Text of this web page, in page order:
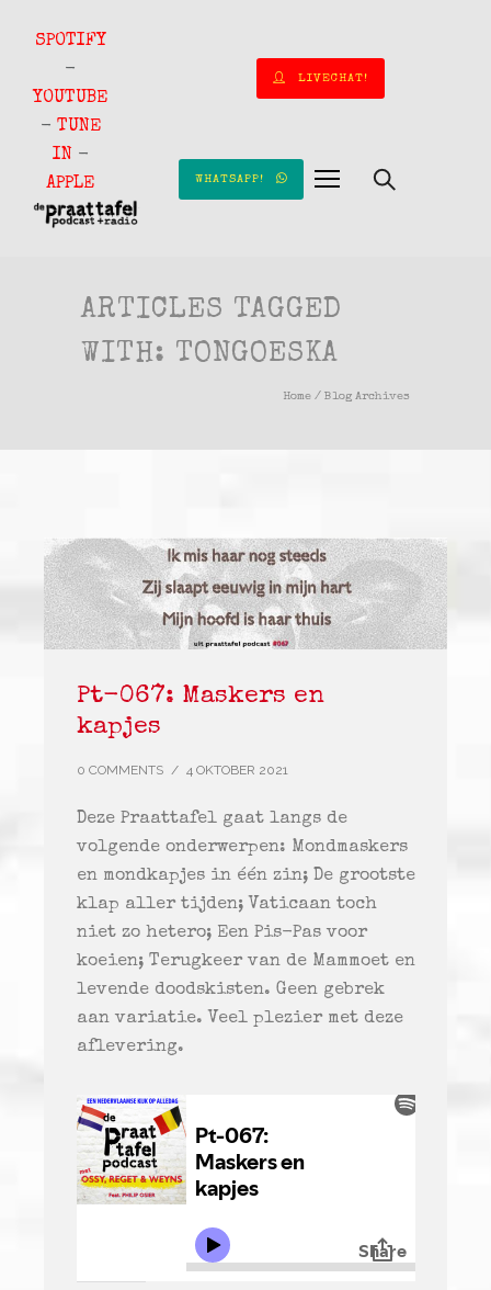
SPOTIFY
-
YOUTUBE
- TUNE
IN -
APPLE
LIVECHAT!
WHATSAPP!
ARTICLES TAGGED
WITH: TONGOESKA
Home / Blog Archives
Pt-067: Maskers en
kapjes
0 COMMENTS / 4 OKTOBER 2021
Deze Praattafel gaat langs de
volgende onderwerpen: Mondmaskers
en mondkapjes in één zin; De grootste
klap aller tijden; Vaticaan toch
niet zo hetero; Een Pis-Pas voor
koeien; Terugkeer van de Mammoet en
levende doodskisten. Geen gebrek
aan variatie. Veel plezier met deze
aflevering.